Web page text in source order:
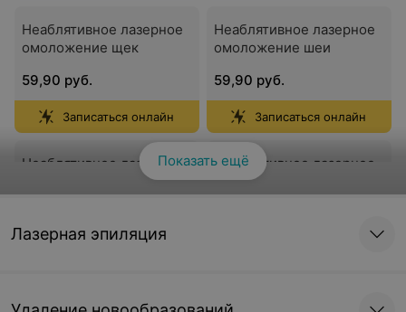
Неаблятивное лазерное
омоложение щек
59,90 руб.
Записаться онлайн
Неаблятивное лазерное
омоложение шеи
59,90 руб.
Записаться онлайн
Неаблятивное лазерное
омоложение подбородка
Неаблятивное лазерное
омоложение декольте
Смотреть все
Показать ещё
Лазерная эпиляция